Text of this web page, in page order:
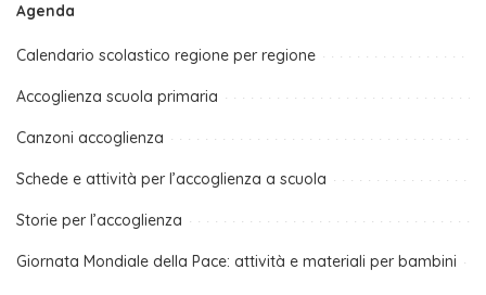
Agenda
Calendario scolastico regione per regione
Accoglienza scuola primaria
Canzoni accoglienza
Schede e attività per l’accoglienza a scuola
Storie per l’accoglienza
Giornata Mondiale della Pace: attività e materiali per bambini